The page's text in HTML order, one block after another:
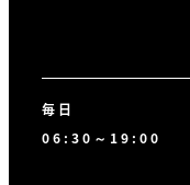
毎日
06:30～19:00